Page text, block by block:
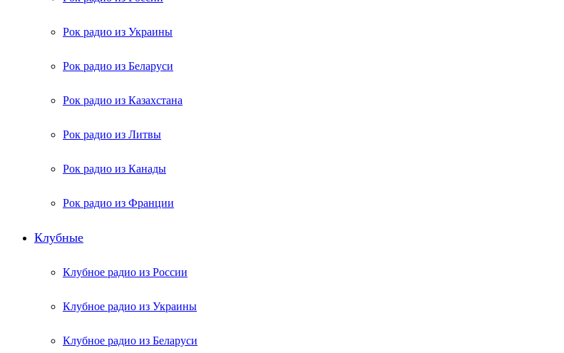
Рок радио из Украины
Рок радио из Беларуси
Рок радио из Казахстана
Рок радио из Литвы
Рок радио из Канады
Рок радио из Франции
Клубные
Клубное радио из России
Клубное радио из Украины
Клубное радио из Беларуси